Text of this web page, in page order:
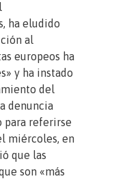
ha eludido
al
europeos ha
y ha instado
del
denuncia
para referirse
miércoles, en
que las
son «más